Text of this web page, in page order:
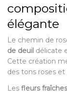
élégante
Le chemin de
de deuil délicate
Cette création
des tons roses et
Les fleurs fraîches